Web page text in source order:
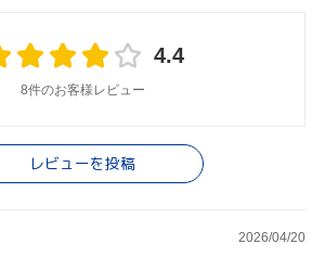
4.4
8件のお客様レビュー
レビューを投稿
2026/04/20